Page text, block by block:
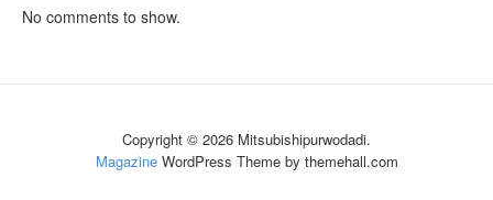
No comments to show.
Copyright © 2026 Mitsubishipurwodadi.
MagazineWordPress Theme by themehall.com